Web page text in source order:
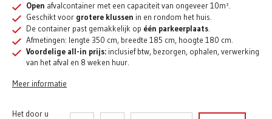
Open afvalcontainer met een capaciteit van ongeveer 10m³.
Geschikt voor grotere klussen in en rondom het huis.
De container past gemakkelijk op één parkeerplaats
Afmetingen: lengte 350 cm, breedte 185 cm, hoogte 180 cm.
Voordelige all-in prijs: inclusief btw, bezorgen, ophalen, verwerking
van het afval en 8 weken huur.
Meer informatie
Het door u